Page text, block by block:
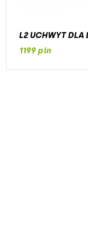
L2 UCHWYT DLA
1199 pln